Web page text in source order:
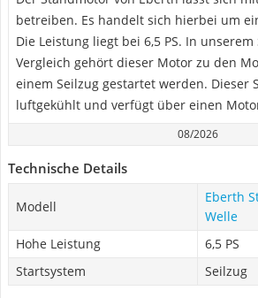
betreiben. Es handelt sich hierbei um
Die Leistung liegt bei 6,5 PS. In
Vergleich gehört dieser Motor zu den
einem Seilzug gestartet werden. Dieser
luftgekühlt und verfügt über einen
08/2026
Technische Details
Modell
Eberth
Welle
Hohe Leistung
6,5 PS
Startsystem
Seilzug